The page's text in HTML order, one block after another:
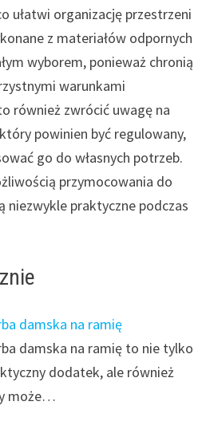
ułatwi organizację przestrzeni
z materiałów odpornych
wyborem, ponieważ chronią
warunkami
również zwrócić uwagę na
powinien być regulowany,
go do własnych potrzeb.
przymocowania do
niezwykle praktyczne podczas
damska na ramię
damska na ramię to nie tylko
dodatek, ale również
może…